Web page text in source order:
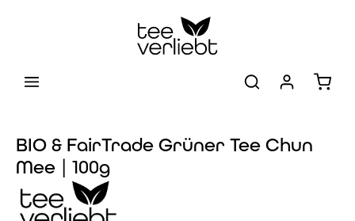
BIO & FairTrade Grüner Tee Chun
Mee | 100g